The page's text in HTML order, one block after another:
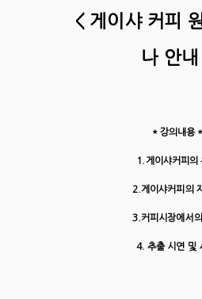
< 게이샤 커피
나 안내
* 강의내용 *
1.게이샤커피의
2.게이샤커피의
3.커피시장에서
4. 추출 시연 및